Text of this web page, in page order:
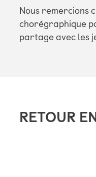
Nous remercions
chorégraphique
partage avec les
RETOUR